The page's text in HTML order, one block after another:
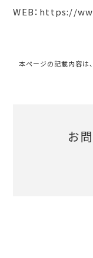
WEB：https://
本ページの記載内容は
お